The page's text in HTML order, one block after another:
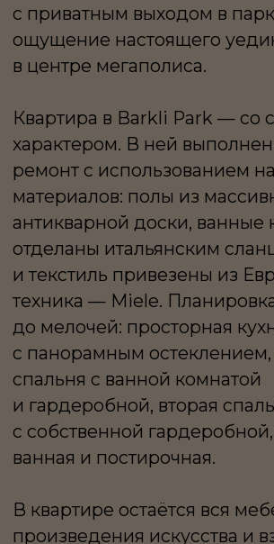
ванная и постирочная.
В квартире остаётся вся мебель,
произведения искусства и взрослые
на обустройство. В подземном паркинге
доступны два машино-места, которые
можно приобрести отдельно.
ЭТА КВАРТИРА —
ПРО ЖИЗНЬ СРЕДИ
АРХИТЕКТУРЫ, ПРИРОДЫ
И ГОРОДА, КОТОРЫЕ
ЗДЕСЬ УДИВИТЕЛЬНЫМ
ОБРАЗОМ ГАРМОНИРУЮТ